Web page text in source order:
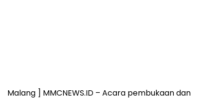
Malang ] MMCNEWS.ID – Acara pembukaan dan